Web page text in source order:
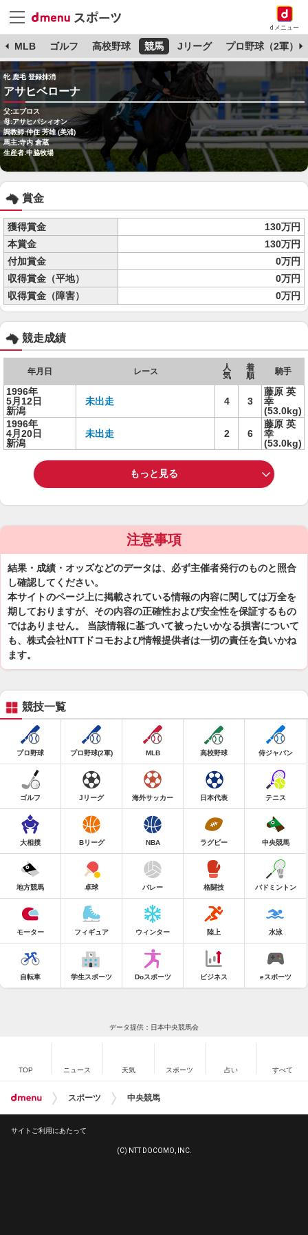
dメニュー
MLB ゴルフ 高校野球 競馬 Jリーグ プロ野球（2軍）
牝 鹿毛 登録抹消
アサヒベローナ
父:エブロス
母:アサヒパシィオン
調教師:仲住 芳雄 (美浦)
馬主:寺内 倉蔵
生産者:中脇牧場
賞金
獲得賞金
130万円
本賞金
130万円
付加賞金
0万円
収得賞金（平地）
0万円
収得賞金（障害）
0万円
競走成績
年月日 レース
人
気
着
順
騎手
1996年
5月12日
新潟
未出走 4 3
藤原 英
幸
(53.0kg)
1996年
4月20日
新潟
未出走 2 6
藤原 英
幸
(53.0kg)
もっと見る
注意事項
結果・成績・オッズなどのデータは、必ず主催者発行のものと照合
し確認してください。
本サイトのページ上に掲載されている情報の内容に関しては万全を
期しておりますが、その内容の正確性および安全性を保証するもの
ではありません。 当該情報に基づいて被ったいかなる損害について
も、株式会社NTTドコモおよび情報提供者は一切の責任を負いかね
ます。
競技一覧
プロ野球 プロ野球(2軍) MLB 高校野球 侍ジャパン
ゴルフ Jリーグ 海外サッカー 日本代表 テニス
大相撲 Bリーグ NBA ラグビー 中央競馬
地方競馬 卓球 バレー 格闘技 バドミントン
モーター フィギュア ウィンター 陸上 水泳
自転車 学生スポーツ Doスポーツ ビジネス eスポーツ
データ提供：日本中央競馬会
TOP ニュース 天気 スポーツ 占い すべて
スポーツ 中央競馬
サイトご利用にあたって
(C) NTT DOCOMO, INC.